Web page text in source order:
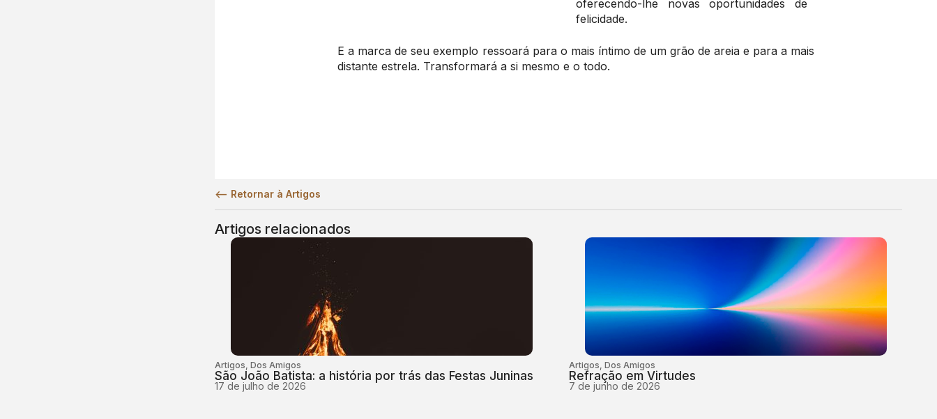
oferecendo-lhe novas oportunidades de
felicidade.
E a marca de seu exemplo ressoará para o mais íntimo de um grão de areia e para a mais
distante estrela. Transformará a si mesmo e o todo.
<— Retornar à Artigos
Artigos relacionados
Artigos,Dos Amigos
São João Batista: a história por trás das Festas Juninas
17 de julho de 2026
Artigos,Dos Amigos
Refração em Virtudes
7 de junho de 2026